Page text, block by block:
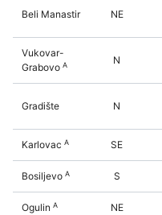
Beli Manastir NE
Vukovar-
Grabovo A N
Gradište N
Karlovac A SE
Bosiljevo A S
Ogulin A NE